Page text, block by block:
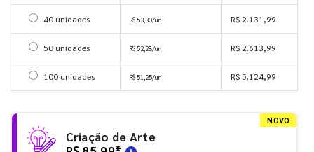
Selecionar 40 unidades
40 unidades R$ 53,30/un R$ 2.131,99
Selecionar 50 unidades
50 unidades R$ 52,28/un R$ 2.613,99
Selecionar 100 unidades
100 unidades R$ 51,25/un R$ 5.124,99
NOVO
Criação de Arte